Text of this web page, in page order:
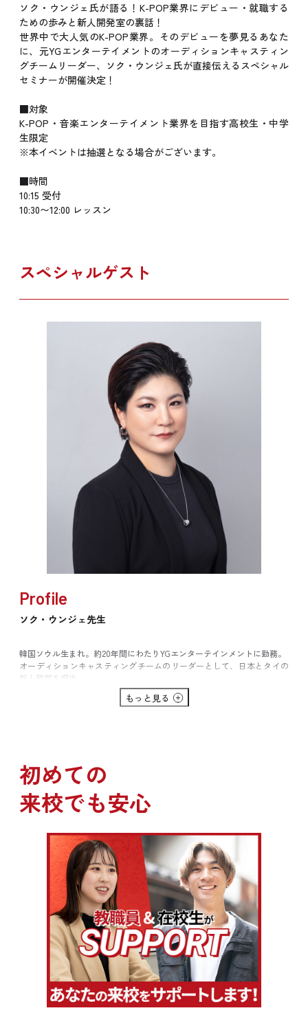
ソク・ウンジェ氏が語る！K-POP業界にデビュー・就職する
ための歩みと新人開発室の裏話！
世界中で大人気のK-POP業界。そのデビューを夢見るあなた
に、元YGエンターテイメントのオーディションキャスティン
グチームリーダー、ソク・ウンジェ氏が直接伝えるスペシャル
セミナーが開催決定！
■対象
K-POP・音楽エンターテイメント業界を目指す高校生・中学
生限定
※本イベントは抽選となる場合がございます。
■時間
10:15 受付
10:30〜12:00 レッスン
スペシャルゲスト
Profile
ソク・ウンジェ先生
韓国ソウル生まれ。約20年間にわたりYGエンターテインメントに勤務。
オーディションキャスティングチームのリーダーとして、日本とタイの
新人発掘を担当。
ボーイズグループ「TREASURE」のヨシ、アサヒ、ハルトやガールズグ
ループ「BABYMONSTER」のルカ、アサは直接発掘しデビューまで繋げ
YGでの経歴
2007年にはYG JAPANで「BIGBANG」のMDデザインや「SE7EN」、
「GUMMY」、「EPIK HIGH」のマネジメントも兼任。
2018年には「YG宝石箱」で日本の練習生と共に渡韓し、番組のサポート
2019年以降はYG本社で新人発掘を継続。
CLOSE
もっと見る
初めての
来校でも安心